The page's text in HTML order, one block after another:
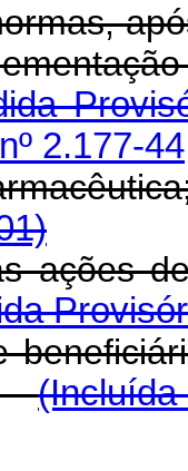
2.177-
ações
(Incluída